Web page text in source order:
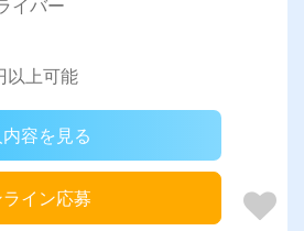
イバー
以上可能
容を見る
イン応募